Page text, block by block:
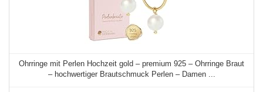
Ohrringe mit Perlen Hochzeit gold – premium 925 – Ohrringe Braut
– hochwertiger Brautschmuck Perlen – Damen ...